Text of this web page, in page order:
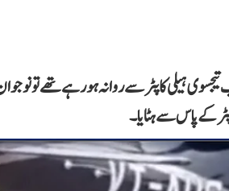
ہیلی کاپٹر سے روانہ ہو رہے تھے تو نوجوان
کے پاس سے ہٹایا۔